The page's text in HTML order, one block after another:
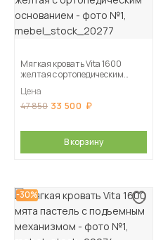
Мягкая кровать Vita 1600
желтая с ортопедическим
Цена
47 850 33 500
В корзину
-30%